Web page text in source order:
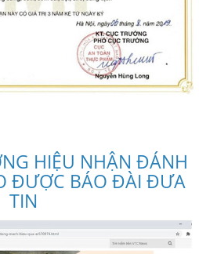
HIỆU NHẬN ĐÁNH
ĐƯỢC BÁO ĐÀI ĐƯA
TIN